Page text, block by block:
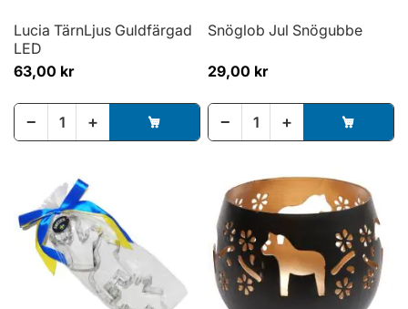
Lucia TärnLjus Guldfärgad
LED
63,00 kr
− +
Snöglob Jul Snögubbe
29,00 kr
− +